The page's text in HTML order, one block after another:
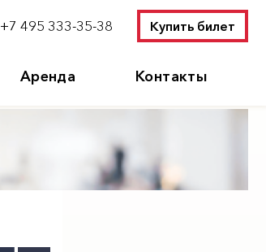
+7 495 333-35-38 Купить билет
Аренда Контакты